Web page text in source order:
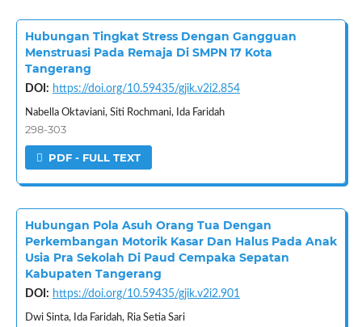
Hubungan Tingkat Stress Dengan Gangguan
Menstruasi Pada Remaja Di SMPN 17 Kota
Tangerang
DOI: https://doi.org/10.59435/gjik.v2i2.854
Nabella Oktaviani, Siti Rochmani, Ida Faridah
298-303
PDF - FULL TEXT
Hubungan Pola Asuh Orang Tua Dengan
Perkembangan Motorik Kasar Dan Halus Pada Anak
Usia Pra Sekolah Di Paud Cempaka Sepatan
Kabupaten Tangerang
DOI: https://doi.org/10.59435/gjik.v2i2.901
Dwi Sinta, Ida Faridah, Ria Setia Sari